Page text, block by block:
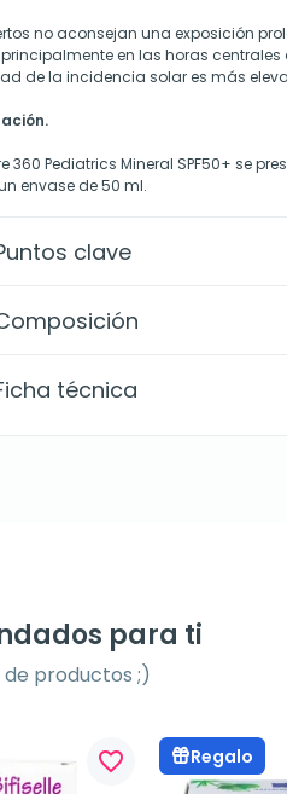
no aconsejan una exposición
en las horas
de la incidencia solar es más
360 Pediatrics Mineral SPF50+ se
envase de 50 ml.
clave
técnica
para ti
productos ;)
favorite_border Regalo